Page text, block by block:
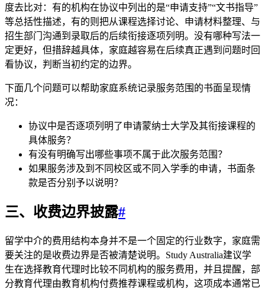
度去比对：有的机构在协议中列出的是“申请支持”“文书指导”
等总括性描述，有的则把从课程选择讨论、申请材料整理、与
招生部门沟通到录取后的后续衔接逐项列明。没有哪种写法一
定更好，但措辞越具体，家庭越容易在后续真正遇到问题时回
看协议，判断当初约定的边界。
下面几个问题可以帮助家庭系统记录服务范围的书面呈现情
况：
协议中是否逐项列明了申请蒙纳士大学及其衔接课程的
具体服务？
有没有明确写出哪些事项不属于此次服务范围？
如果服务涉及到不同校区或不同入学季的申请，书面条
款是否分别予以说明？
三、收费边界披露#
留学中介的费用结构本身并不是一个固定的行业数字，家庭需
要关注的是收费边界是否被清楚说明。Study Australia建议学
生在选择教育代理时比较不同机构的服务费用，并且提醒，部
分教育代理由教育机构付费推荐课程或机构，这项成本通常已